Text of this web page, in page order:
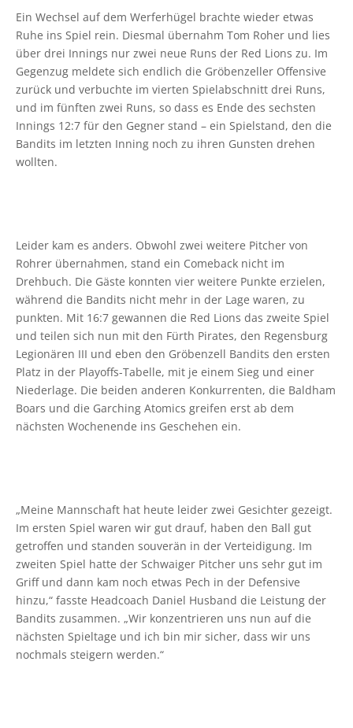
Ein Wechsel auf dem Werferhügel brachte wieder etwas
Ruhe ins Spiel rein. Diesmal übernahm Tom Roher und lies
über drei Innings nur zwei neue Runs der Red Lions zu. Im
Gegenzug meldete sich endlich die Gröbenzeller Offensive
zurück und verbuchte im vierten Spielabschnitt drei Runs,
und im fünften zwei Runs, so dass es Ende des sechsten
Innings 12:7 für den Gegner stand – ein Spielstand, den die
Bandits im letzten Inning noch zu ihren Gunsten drehen
wollten.
Leider kam es anders. Obwohl zwei weitere Pitcher von
Rohrer übernahmen, stand ein Comeback nicht im
Drehbuch. Die Gäste konnten vier weitere Punkte erzielen,
während die Bandits nicht mehr in der Lage waren, zu
punkten. Mit 16:7 gewannen die Red Lions das zweite Spiel
und teilen sich nun mit den Fürth Pirates, den Regensburg
Legionären III und eben den Gröbenzell Bandits den ersten
Platz in der Playoffs-Tabelle, mit je einem Sieg und einer
Niederlage. Die beiden anderen Konkurrenten, die Baldham
Boars und die Garching Atomics greifen erst ab dem
nächsten Wochenende ins Geschehen ein.
„Meine Mannschaft hat heute leider zwei Gesichter gezeigt.
Im ersten Spiel waren wir gut drauf, haben den Ball gut
getroffen und standen souverän in der Verteidigung. Im
zweiten Spiel hatte der Schwaiger Pitcher uns sehr gut im
Griff und dann kam noch etwas Pech in der Defensive
hinzu,“ fasste Headcoach Daniel Husband die Leistung der
Bandits zusammen. „Wir konzentrieren uns nun auf die
nächsten Spieltage und ich bin mir sicher, dass wir uns
nochmals steigern werden.“